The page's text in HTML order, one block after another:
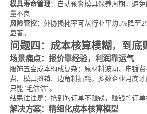
模具寿命管理：自动预警模具保养周期，避
量不良
风险管控：外协损耗率可从行业平均5%降至
显著。
问题四：成本核算模糊，到底
场景痛点：报价靠经验，利润靠运气
服饰五金成本构成复杂：原材料波动、电镀
费、模具摊销、边角料损耗。多数企业月底
只能"毛估估"。
结果往往是：抢到的订单不赚钱，赚钱的订单
解决方案：精细化成本核算模型